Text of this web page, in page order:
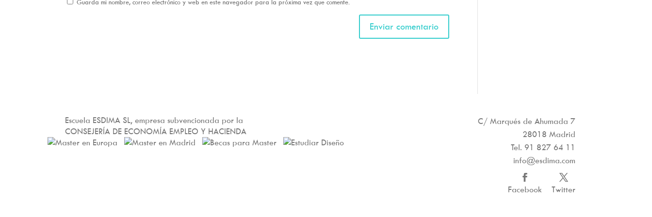
Guarda mi nombre, correo electrónico y web en este navegador para la próxima vez que comente.
Escuela ESDIMA SL, empresa subvencionada por la
CONSEJERÍA DE ECONOMÍA EMPLEO Y HACIENDA
C/ Marqués de Ahumada 7
28018 Madrid
Tel. 91 827 64 11
info@esdima.com
Facebook Twitter